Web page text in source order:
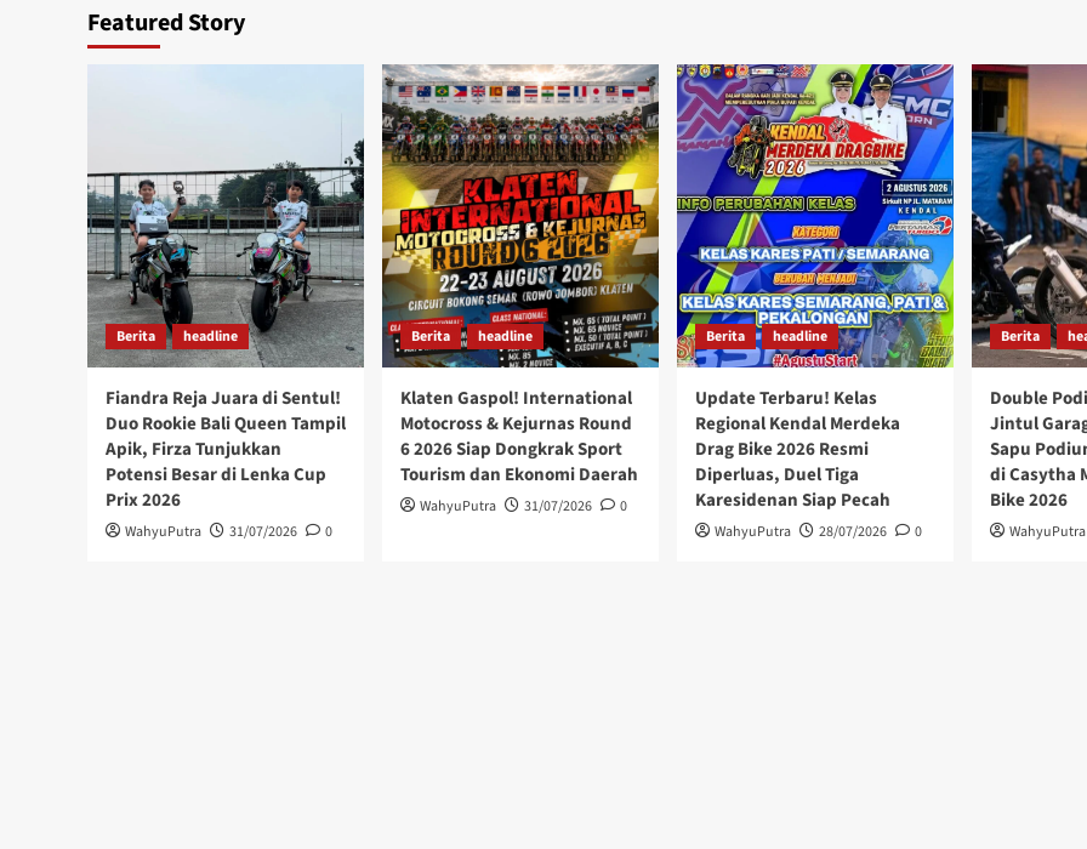
Featured Story
Berita headline
Fiandra Reja Juara di Sentul!
Duo Rookie Bali Queen Tampil
Apik, Firza Tunjukkan
Potensi Besar di Lenka Cup
Prix 2026
WahyuPutra 31/07/2026 0
Berita headline
Klaten Gaspol! International
Motocross & Kejurnas Round
6 2026 Siap Dongkrak Sport
Tourism dan Ekonomi Daerah
WahyuPutra 31/07/2026 0
Berita headline
Update Terbaru! Kelas
Regional Kendal Merdeka
Drag Bike 2026 Resmi
Diperluas, Duel Tiga
Karesidenan Siap Pecah
WahyuPutra 28/07/2026 0
Berita
Double
Jintul
Sapu
di Casytha
Bike 2026
WahyuPutra